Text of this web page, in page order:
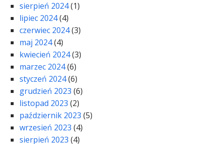
sierpień 2024(1)
lipiec 2024(4)
czerwiec 2024(3)
maj 2024(4)
kwiecień 2024(3)
marzec 2024(6)
styczeń 2024(6)
grudzień 2023 (6)
listopad 2023 (2)
październik 2023 (5)
wrzesień 2023 (4)
sierpień 2023 (4)